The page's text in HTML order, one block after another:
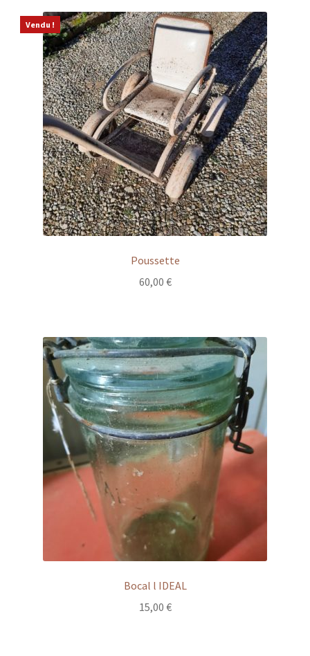
Vendu !
Poussette
60,00 €
Bocal l IDEAL
15,00 €